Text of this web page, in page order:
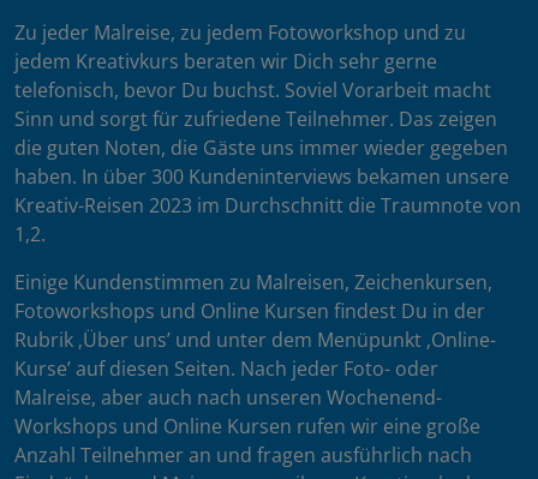
Zu jeder Malreise, zu jedem Fotoworkshop und zu
jedem Kreativkurs beraten wir Dich sehr gerne
telefonisch, bevor Du buchst. Soviel Vorarbeit macht
Sinn und sorgt für zufriedene Teilnehmer. Das zeigen
die guten Noten, die Gäste uns immer wieder gegeben
haben. In über 300 Kundeninterviews bekamen unsere
Kreativ-Reisen 2023 im Durchschnitt die Traumnote von
1,2.
Einige Kundenstimmen zu Malreisen, Zeichenkursen,
Fotoworkshops und Online Kursen findest Du in der
Rubrik ‚Über uns’ und unter dem Menüpunkt ‚Online-
Kurse’ auf diesen Seiten. Nach jeder Foto- oder
Malreise, aber auch nach unseren Wochenend-
Workshops und Online Kursen rufen wir eine große
Anzahl Teilnehmer an und fragen ausführlich nach